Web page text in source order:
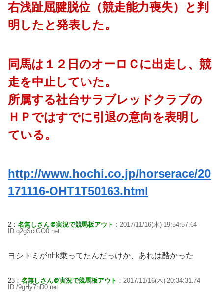
右浅趾屈腱脱位（競走能力喪失）と判
明したと発表した。
同馬は１２日のオーロＣに出走し、競
走を中止していた。
所属する社台サラブレッドクラブの
ＨＰではすでに引退の意向を表明し
ている。
http://www.hochi.co.jp/horserace/20
171116-OHT1T50163.html
2： 名無しさん＠実況で競馬板アウト ：2017/11/16(木) 19:54:57.64
ID:q2gSciGO0.net
ヨシトミがnhk乗ってたんだっけか、あれは酷かった
23： 名無しさん＠実況で競馬板アウト ：2017/11/16(木) 20:34:31.74
ID:/9gHy7hD0.net